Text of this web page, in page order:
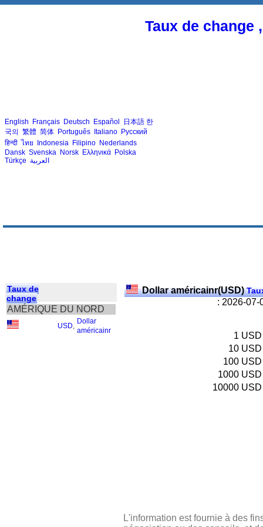
Taux de change
English Français Deutsch Español 日本語 한
국의 繁體 简体 Português Italiano Русский
हिन्दी ไทย Indonesia Filipino Nederlands
Dansk Svenska Norsk Ελληνικά Polska
Türkçe العربية
Taux de
change
AMÉRIQUE DU NORD
USD
Dollar
américainr
Dollar américainr(USD)
: 2026-07-
1 USD
10 USD
100 USD
1000 USD
10000 USD
L'information est fournie à des